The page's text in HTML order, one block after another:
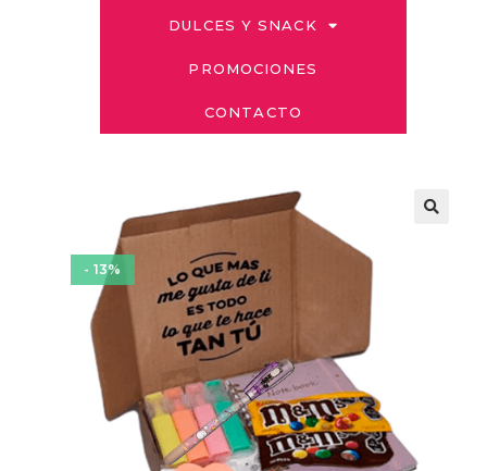
DULCES Y SNACK
PROMOCIONES
CONTACTO
- 13%